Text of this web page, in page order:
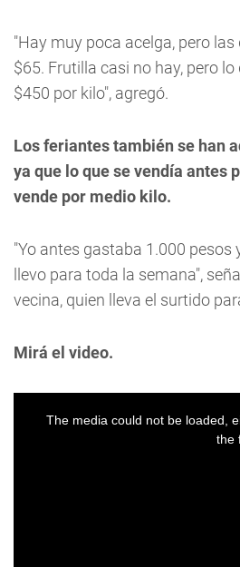
"Hay muy poca acelga, pero
$65. Frutilla casi no hay, pero
$450 por kilo", agregó.
Los feriantes también se han
ya que lo que se vendía antes
vende por medio kilo.
"Yo antes gastaba 1.000 pesos
llevo para toda la semana",
vecina, quien lleva el surtido
Mirá el video.